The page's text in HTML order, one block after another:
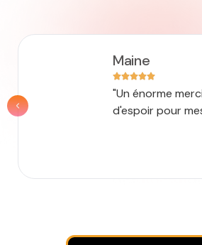
Maine
"Un énorme
d'espoir pour